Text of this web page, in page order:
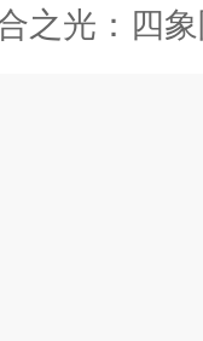
光：四象限